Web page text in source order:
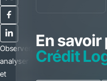
Observer,
analyser
et
En
Crédit